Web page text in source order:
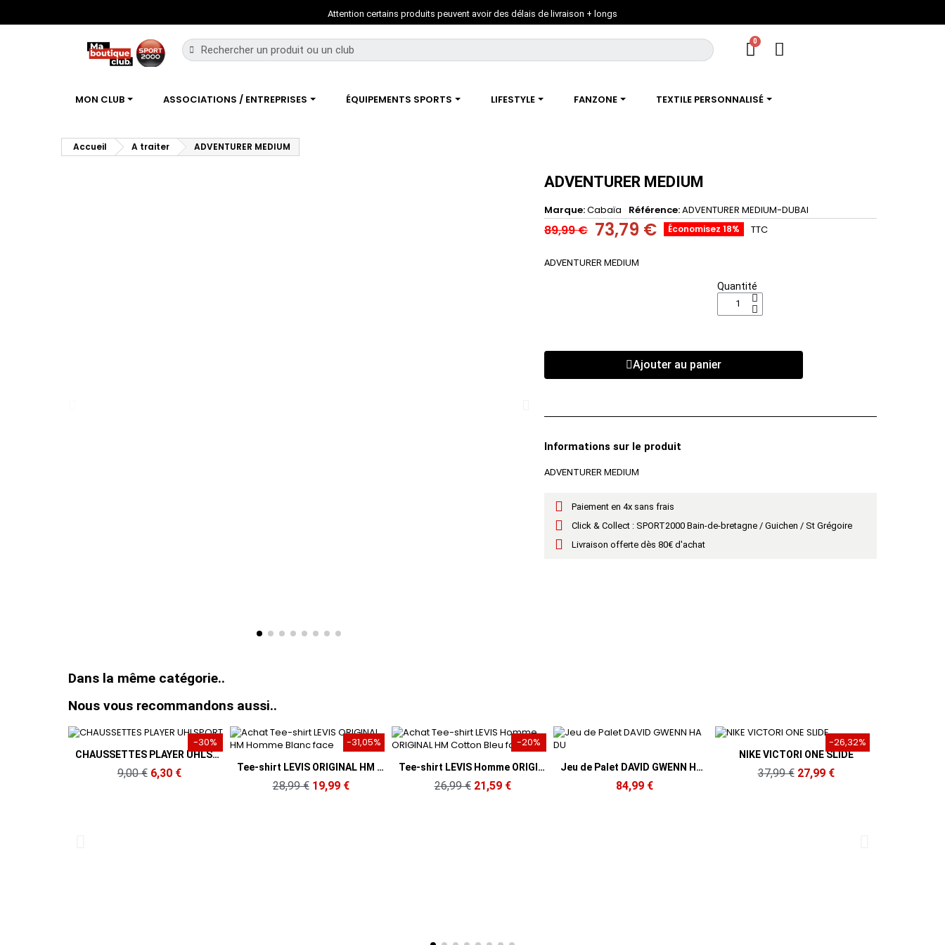
Attention certains produits peuvent avoir des délais de livraison + longs
MON CLUB ASSOCIATIONS / ENTREPRISES ÉQUIPEMENTS SPORTS LIFESTYLE FANZONE TEXTILE PERSONNALISÉ
Accueil A traiter ADVENTURER MEDIUM
ADVENTURER MEDIUM
Marque Cabaïa Référence ADVENTURER MEDIUM-DUBAI
89,99 € 73,79 € Économisez 18% TTC
ADVENTURER MEDIUM
Quantité
Ajouter au panier
Informations sur le produit
ADVENTURER MEDIUM
Paiement en 4x sans frais
Click & Collect : SPORT2000 Bain-de-bretagne / Guichen / St Grégoire
Livraison offerte dès 80€ d'achat
Dans la même catégorie..
Nous vous recommandons aussi..
-30%
CHAUSSETTES PLAYER UHLSPORT
-31,05%
Tee-shirt LEVIS ORIGINAL HM Homme Blanc Aperçu rapide
-20%
Tee-shirt LEVIS Homme ORIGINAL HM Cotton Bleu
26,99 € 21,59 €
Aperçu rapide Jeu de Palet DAVID GWENN HA DU
84,99 €
-26,32%
37,99 € 27,99 €